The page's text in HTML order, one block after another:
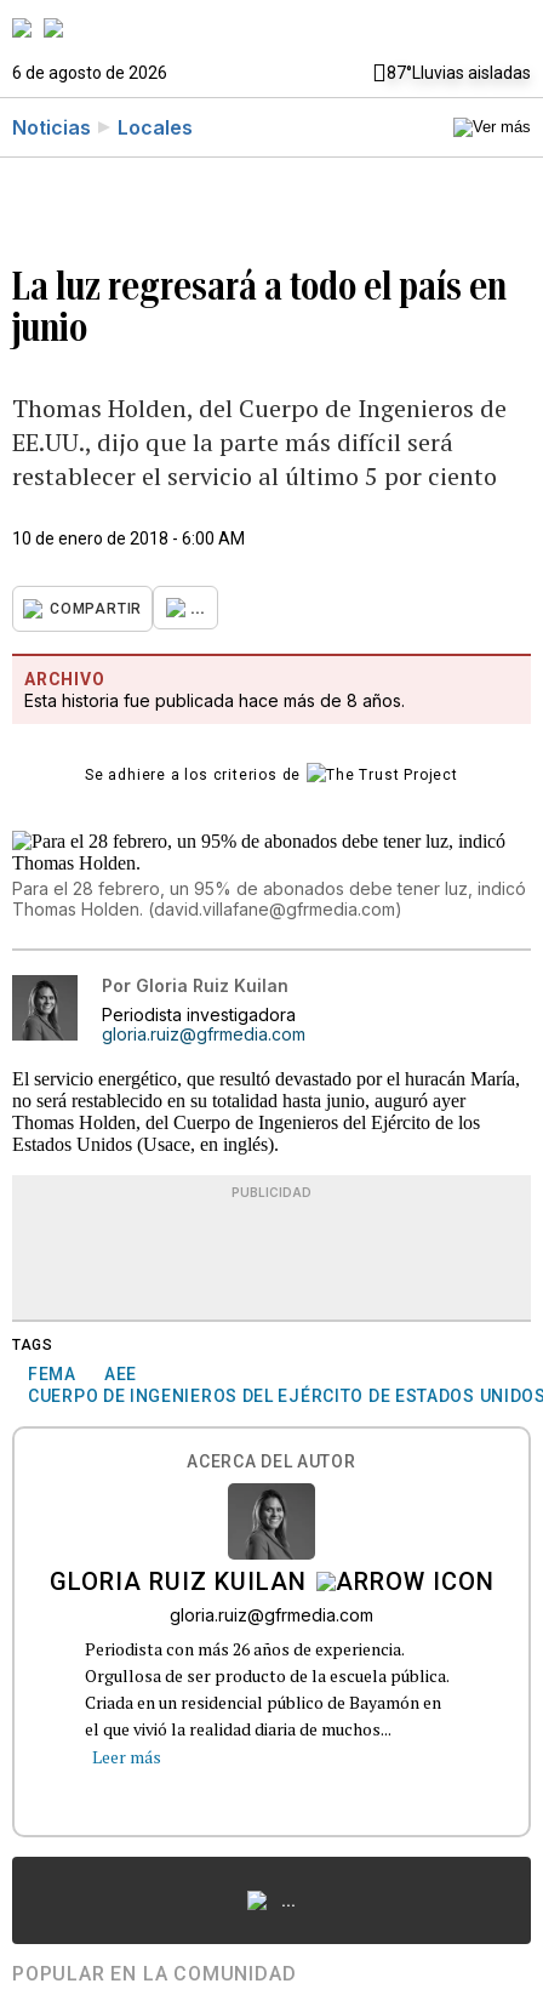
6 de agosto de 2026 87°Lluvias aisladas
Noticias Locales
La luz regresará a todo el país en
junio
Thomas Holden, del Cuerpo de Ingenieros de
EE.UU., dijo que la parte más difícil será
restablecer el servicio al último 5 por ciento
10 de enero de 2018 - 6:00 AM
COMPARTIR ...
ARCHIVO
Esta historia fue publicada hace más de 8 años.
Se adhiere a los criterios de
Para el 28 febrero, un 95% de abonados debe tener luz, indicó
Thomas Holden. (david.villafane@gfrmedia.com)
Por Gloria Ruiz Kuilan
Periodista investigadora
gloria.ruiz@gfrmedia.com
El servicio energético, que resultó devastado por el huracán María,
no será restablecido en su totalidad hasta junio, auguró ayer
Thomas Holden, del Cuerpo de Ingenieros del Ejército de los
Estados Unidos (Usace, en inglés).
PUBLICIDAD
TAGS
FEMA
AEE
CUERPO DE INGENIEROS DEL EJÉRCITO DE ESTADOS
ACERCA DEL AUTOR
GLORIA RUIZ KUILAN
gloria.ruiz@gfrmedia.com
Periodista con más 26 años de experiencia.
Orgullosa de ser producto de la escuela pública.
Criada en un residencial público de Bayamón en
el que vivió la realidad diaria de muchos...
Leer más
...
POPULAR EN LA COMUNIDAD